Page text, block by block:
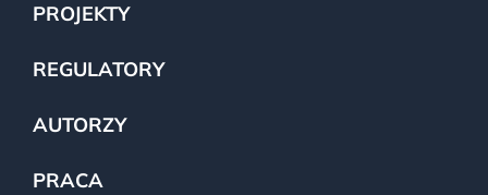
PROJEKTY
REGULATORY
AUTORZY
PRACA